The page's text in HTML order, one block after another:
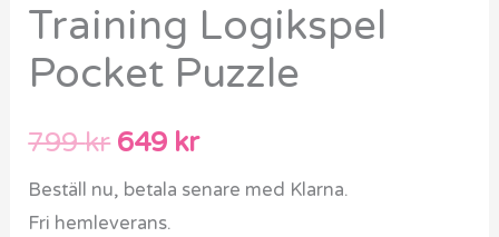
Training Logikspel
Pocket Puzzle
799kr 649 kr
Beställ nu, betala senare med Klarna.
Fri hemleverans.